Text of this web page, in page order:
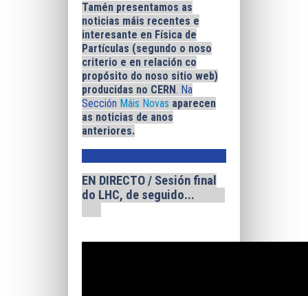
Tamén presentamos as
noticias máis recentes e
interesante en Física de
Partículas (segundo o noso
criterio e en relación co
propósito do noso sitio web)
producidas no CERN. Na
Sección Máis Novas aparecen
as noticias de anos
anteriores.
EN DIRECTO / Sesión final
do LHC, de seguido...